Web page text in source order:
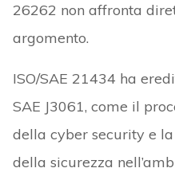
26262 non affronta
argomento.
ISO/SAE 21434 ha
SAE J3061, come il
della cyber security e
della sicurezza